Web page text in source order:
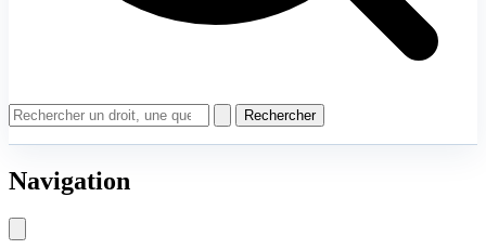
Rechercher
Navigation